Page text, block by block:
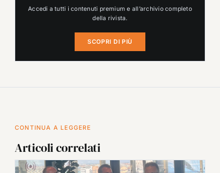
Accedi a tutti i contenuti premium e all’archivio completo
della rivista.
SCOPRI DI PIÙ
CONTINUA A LEGGERE
Articoli correlati